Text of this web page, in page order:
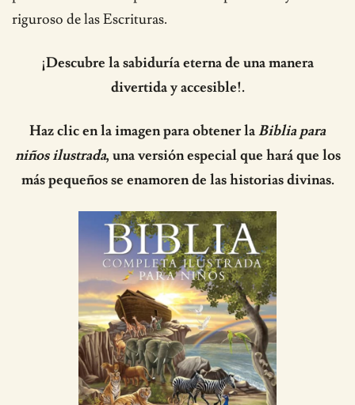
riguroso de las Escrituras.
¡Descubre la sabiduría eterna de una manera
divertida y accesible!.
Haz clic en la imagen para obtener laBiblia para
niños ilustrada, una versión especial que hará que los
más pequeños se enamoren de las historias divinas.